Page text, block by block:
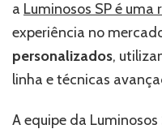
a Luminosos SP é uma
experiência no
personalizados,
linha e técnicas
A equipe da